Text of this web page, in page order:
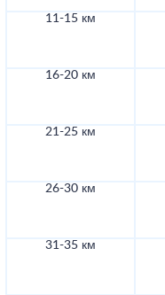
11-15 км
16-20 км
21-25 км
26-30 км
31-35 км